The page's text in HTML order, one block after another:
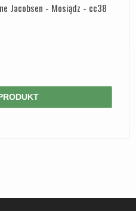
Jacobsen - Mosiądz - cc38